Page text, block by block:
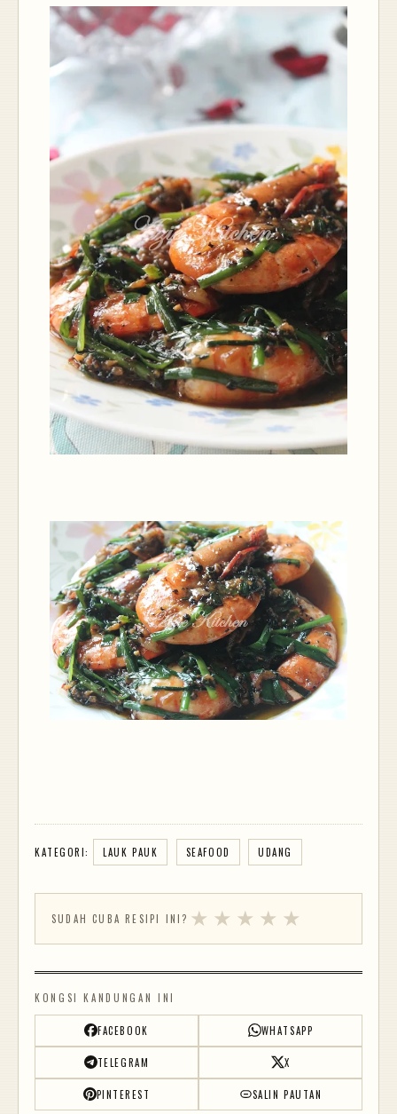
KATEGORI: LAUK PAUK SEAFOOD UDANG
SUDAH CUBA RESIPI INI? ★ ★ ★ ★ ★
KONGSI KANDUNGAN INI
FACEBOOK WHATSAPP
TELEGRAM X
PINTEREST SALIN PAUTAN